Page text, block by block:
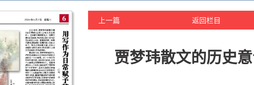
返回栏目
上一篇
贾梦玮散文的历史